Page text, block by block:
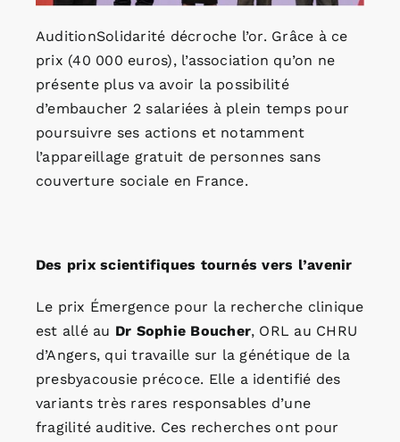
AuditionSolidarité décroche l’or. Grâce à ce
prix (40 000 euros), l’association qu’on ne
présente plus va avoir la possibilité
d’embaucher 2 salariées à plein temps pour
poursuivre ses actions et notamment
l’appareillage gratuit de personnes sans
couverture sociale en France.
Des prix scientifiques tournés vers l’avenir
Le prix Émergence pour la recherche clinique
est allé au Dr Sophie Boucher, ORL au CHRU
d’Angers, qui travaille sur la génétique de la
presbyacousie précoce. Elle a identifié des
variants très rares responsables d’une
fragilité auditive. Ces recherches ont pour